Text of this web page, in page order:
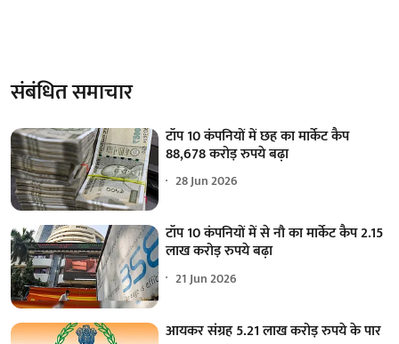
संबंधित समाचार
टॉप 10 कंपनियों में छह का मार्केट कैप
88,678 करोड़ रुपये बढ़ा
28 Jun 2026
टॉप 10 कंपनियों में से नौ का मार्केट कैप 2.15
लाख करोड़ रुपये बढ़ा
21 Jun 2026
आयकर संग्रह 5.21 लाख करोड़ रुपये के पार